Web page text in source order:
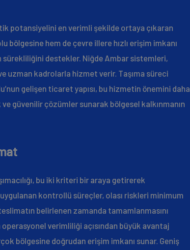
potansiyelini en verimli şekilde ortaya çıkaran
hem de çevre illere hızlı erişim imkanı
sürekliliğini destekler. Niğde Ambar sistemleri,
uzman kadrolarla hizmet verir. Taşıma süreci
gelişen ticaret yapısı, bu hizmetin önemini daha
güvenilir çözümler sunarak bölgesel kalkınmanın
bu iki kriteri bir araya getirerek
kontrollü süreçler, olası riskleri minimum
belirlenen zamanda tamamlanmasını
verimliliği açısından büyük avantaj
bölgesine doğrudan erişim imkanı sunar. Geniş